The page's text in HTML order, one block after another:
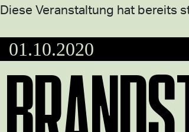
Diese Veranstaltung hat bereits
01.10.2020